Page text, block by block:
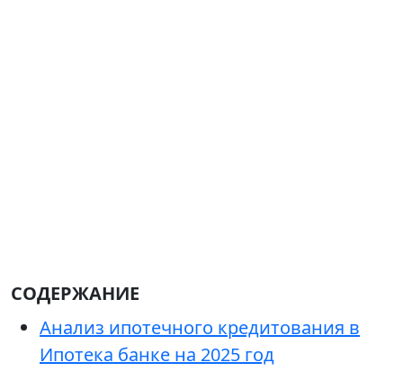
СОДЕРЖАНИЕ
Анализ ипотечного кредитования в
Ипотека банке на 2025 год